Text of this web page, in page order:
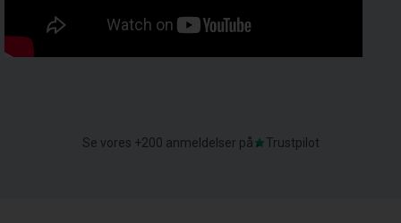
Se vores +200 anmeldelser på Trustpilot